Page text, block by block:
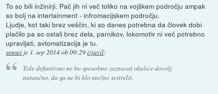
To so bili inžinirji. Pač jih ni več toliko na vojškem področju ampak
so bolj na intertainment - infromacijskem področju.
Ljudje, kot taki brez veščin, ki so danes potrebna da človek dobi
plačilo pa so ostali brez dela, parnikov, lokomotiv ni več potrebno
upravljati, avtomatizacija je tu.
sensei je 1. sep 2014 ob 09:29izjavil:
Tole definitivno ne bo sposobno zaznavat okolice dovolj
natančno, da ga ne bi blo možno sestrelit.